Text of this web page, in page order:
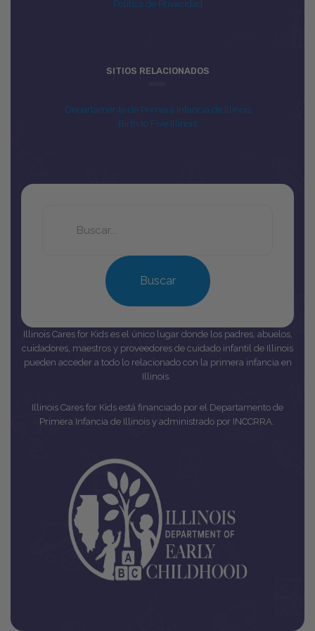
Política de Privacidad
SITIOS RELACIONADOS
Departamento de Primera Infancia de Illinois
Birth to Five Illinois
Buscar
Illinois Cares for Kids es el único lugar donde los padres, abuelos,
cuidadores, maestros y proveedores de cuidado infantil de Illinois
pueden acceder a todo lo relacionado con la primera infancia en
Illinois.
Illinois Cares for Kids está financiado por el Departamento de
Primera Infancia de Illinois y administrado por INCCRRA.